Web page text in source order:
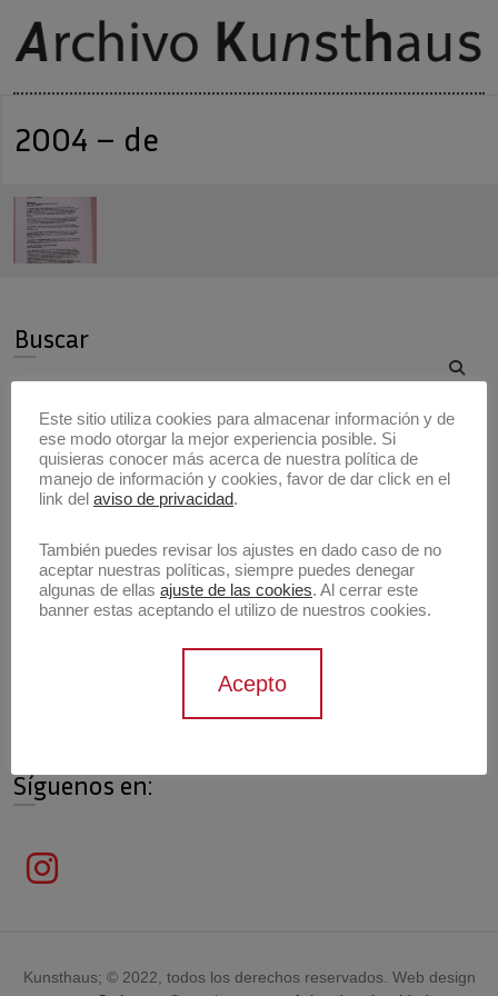
2004 – de
Buscar
Artistas
Información de contacto
contacto@archivokunsthaus.com
Síguenos en:
Kunsthaus; © 2022, todos los derechos reservados. Web design
Este sitio utiliza cookies para almacenar información y de
ese modo otorgar la mejor experiencia posible. Si
quisieras conocer más acerca de nuestra política de
manejo de información y cookies, favor de dar click en el
link del aviso de privacidad.
También puedes revisar los ajustes en dado caso de no
aceptar nuestras políticas, siempre puedes denegar
algunas de ellas ajuste de las cookies. Al cerrar este
banner estas aceptando el utilizo de nuestros cookies.
Acepto